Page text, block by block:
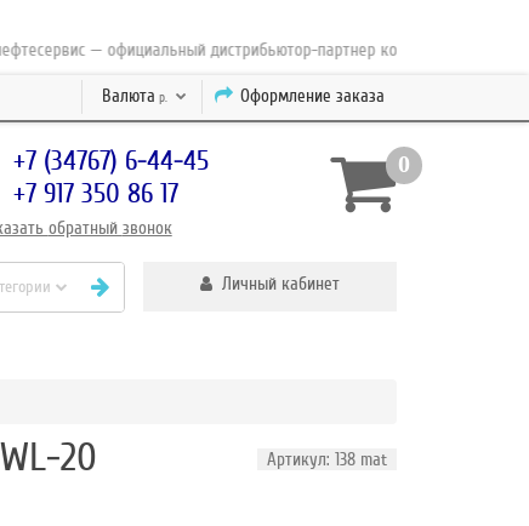
— официальный дистрибьютор-партнер концерна ESAB с 2010
Оформление заказа
Валюта р.
+7 (34767) 6-44-45
+7 917 350 86 17
обратный звонок
0
Личный кабинет
20
Артикул: 138 mat